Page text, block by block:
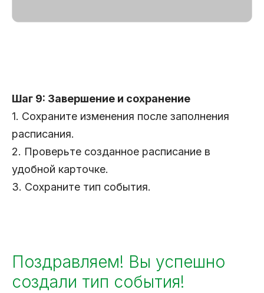
Шаг 9: Завершение и сохранение
1. Сохраните изменения после заполнения
расписания.
2. Проверьте созданное расписание в
удобной карточке.
3. Сохраните тип события.
Поздравляем! Вы успешно
создали тип события!